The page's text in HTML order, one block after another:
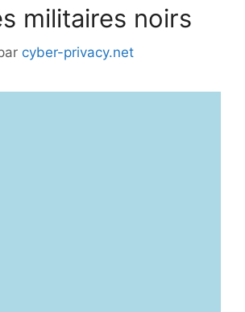
militaires noirs
cyber-privacy.net